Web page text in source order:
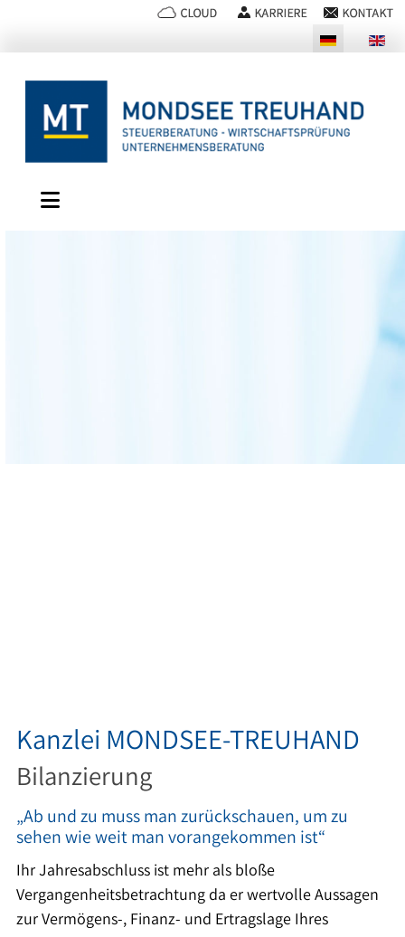
Kanzlei MONDSEE-TREUHAND
Bilanzierung
„Ab und zu muss man zurückschauen, um zu
sehen wie weit man vorangekommen ist“
Ihr Jahresabschluss ist mehr als bloße
Vergangenheitsbetrachtung da er wertvolle Aussagen
zur Vermögens-, Finanz- und Ertragslage Ihres